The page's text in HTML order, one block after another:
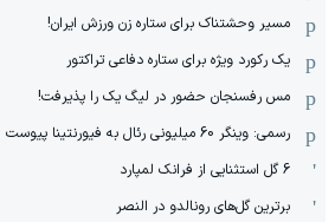
مسیر وحشتناک برای ستاره زن ورزش ایران!
یک رکورد ویژه برای ستاره دفاعی تراکتور
مس رفسنجان حضور در لیگ یک را پذیرفت!
رسمی: وینگر 60 میلیونی رئال به فیورنتینا پیوست
6 گل استثنایی از فرانک لمپارد
برترین گل‌های رونالدو در النصر